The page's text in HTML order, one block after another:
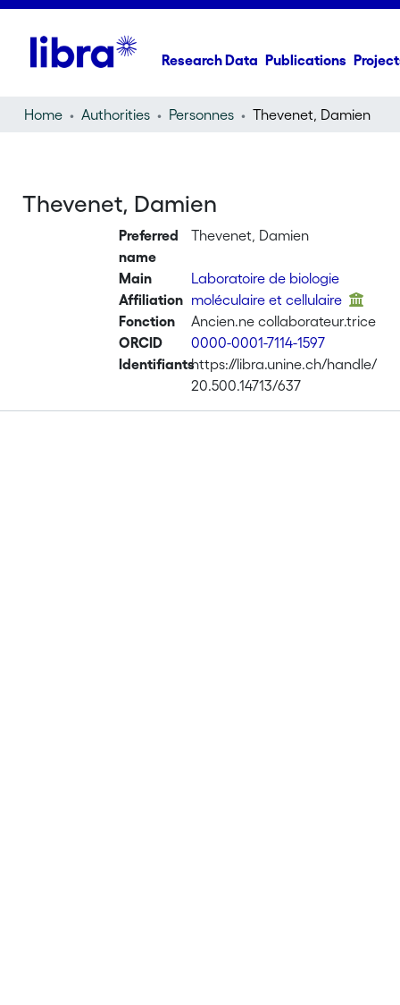
Research Data Publications
Home Authorities Personnes Thevenet, Damien
Thevenet, Damien
Preferred
name
Thevenet, Damien
Main
Affiliation
Laboratoire de biologie
moléculaire et cellulaire
Fonction
Ancien.ne collaborateur.trice
ORCID
0000-0001-7114-1597
Identifiantshttps://libra.unine.ch/handle/
20.500.14713/637